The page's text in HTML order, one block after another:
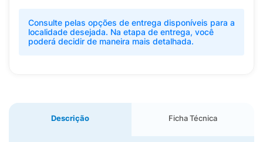
Consulte pelas opções de entrega disponíveis para a
localidade desejada. Na etapa de entrega, você
poderá decidir de maneira mais detalhada.
Descrição Ficha Técnica